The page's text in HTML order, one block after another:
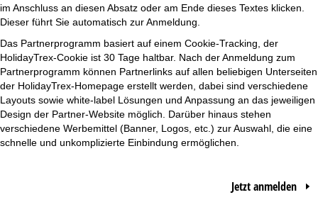
i
t
e
im Anschluss an diesen Absatz oder am Ende dieses Textes klicken.
Dieser führt Sie automatisch zur Anmeldung.
Das Partnerprogramm basiert auf einem Cookie-Tracking, der
HolidayTrex-Cookie ist 30 Tage haltbar. Nach der Anmeldung zum
Partnerprogramm können Partnerlinks auf allen beliebigen Unterseiten
der HolidayTrex-Homepage erstellt werden, dabei sind verschiedene
Layouts sowie white-label Lösungen und Anpassung an das jeweiligen
Design der Partner-Website möglich. Darüber hinaus stehen
verschiedene Werbemittel (Banner, Logos, etc.) zur Auswahl, die eine
schnelle und unkomplizierte Einbindung ermöglichen.
Jetzt anmelden